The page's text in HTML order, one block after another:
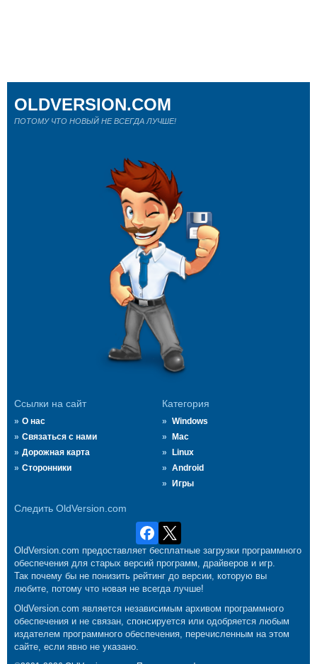
Ссылки на сайт
О нас
Связаться с нами
Дорожная карта
Сторонники
Категория
Windows
Mac
Linux
Android
Игры
Следить OldVersion.com
OLDVERSION.COM
ПОТОМУ ЧТО НОВЫЙ НЕ ВСЕГДА ЛУЧШЕ!
OldVersion.com предоставляет бесплатные загрузки программного
обеспечения для старых версий программ, драйверов и игр.
Так почему бы не понизить рейтинг до версии, которую вы
любите, потому что новая не всегда лучше!
OldVersion.com является независимым архивом программного
обеспечения и не связан, спонсируется или одобряется любым
издателем программного обеспечения, перечисленным на этом
сайте, если явно не указано.